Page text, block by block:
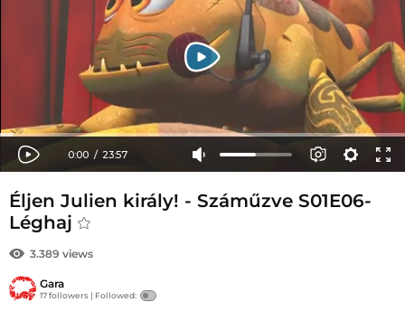
Éljen Julien király! - Száműzve S01E06-
Léghaj
3.389 views
Gara
17 followers | Followed: